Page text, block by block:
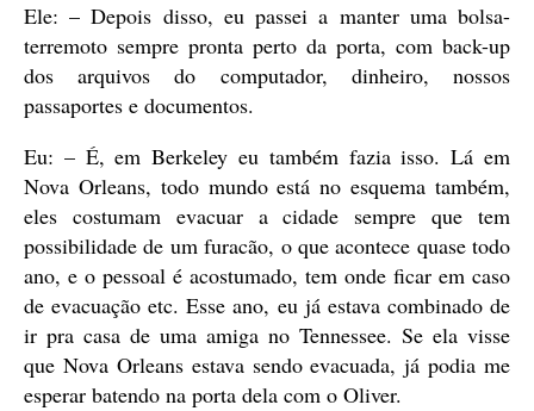
Ele: – Depois disso, eu passei a manter uma bolsa-
terremoto sempre pronta perto da porta, com back-up
dos arquivos do computador, dinheiro, nossos
passaportes e documentos.
Eu: – É, em Berkeley eu também fazia isso. Lá em
Nova Orleans, todo mundo está no esquema também,
eles costumam evacuar a cidade sempre que tem
possibilidade de um furacão, o que acontece quase todo
ano, e o pessoal é acostumado, tem onde ficar em caso
de evacuação etc. Esse ano, eu já estava combinado de
ir pra casa de uma amiga no Tennessee. Se ela visse
que Nova Orleans estava sendo evacuada, já podia me
esperar batendo na porta dela com o Oliver.